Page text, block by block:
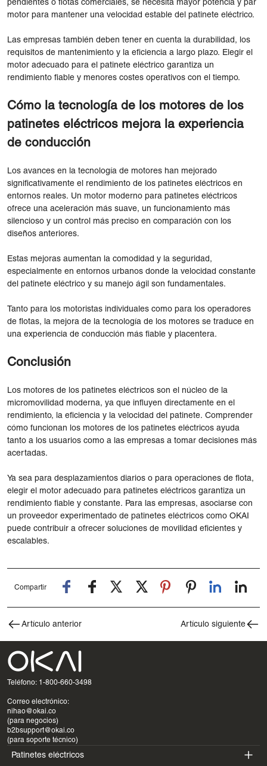
pendientes o flotas comerciales, se necesita mayor potencia y par
motor para mantener una velocidad estable del patinete eléctrico.
Las empresas también deben tener en cuenta la durabilidad, los
requisitos de mantenimiento y la eficiencia a largo plazo. Elegir el
motor adecuado para el patinete eléctrico garantiza un
rendimiento fiable y menores costes operativos con el tiempo.
Cómo la tecnología de los motores de los
patinetes eléctricos mejora la experiencia
de conducción
Los avances en la tecnología de motores han mejorado
significativamente el rendimiento de los patinetes eléctricos en
entornos reales. Un motor moderno para patinetes eléctricos
ofrece una aceleración más suave, un funcionamiento más
silencioso y un control más preciso en comparación con los
diseños anteriores.
Estas mejoras aumentan la comodidad y la seguridad,
especialmente en entornos urbanos donde la velocidad constante
del patinete eléctrico y su manejo ágil son fundamentales.
Tanto para los motoristas individuales como para los operadores
de flotas, la mejora de la tecnología de los motores se traduce en
una experiencia de conducción más fiable y placentera.
Conclusión
Los motores de los patinetes eléctricos son el núcleo de la
micromovilidad moderna, ya que influyen directamente en el
rendimiento, la eficiencia y la velocidad del patinete. Comprender
cómo funcionan los motores de los patinetes eléctricos ayuda
tanto a los usuarios como a las empresas a tomar decisiones más
acertadas.
Ya sea para desplazamientos diarios o para operaciones de flota,
elegir el motor adecuado para patinetes eléctricos garantiza un
rendimiento fiable y constante. Para las empresas, asociarse con
un proveedor experimentado de patinetes eléctricos como OKAI
puede contribuir a ofrecer soluciones de movilidad eficientes y
escalables.
Compartir
Artículo anterior Artículo siguiente
Teléfono: 1-800-660-3498
Correo electrónico:
nihao@okai.co
(para negocios)
b2bsupport@okai.co
(para soporte técnico)
Patinetes eléctricos